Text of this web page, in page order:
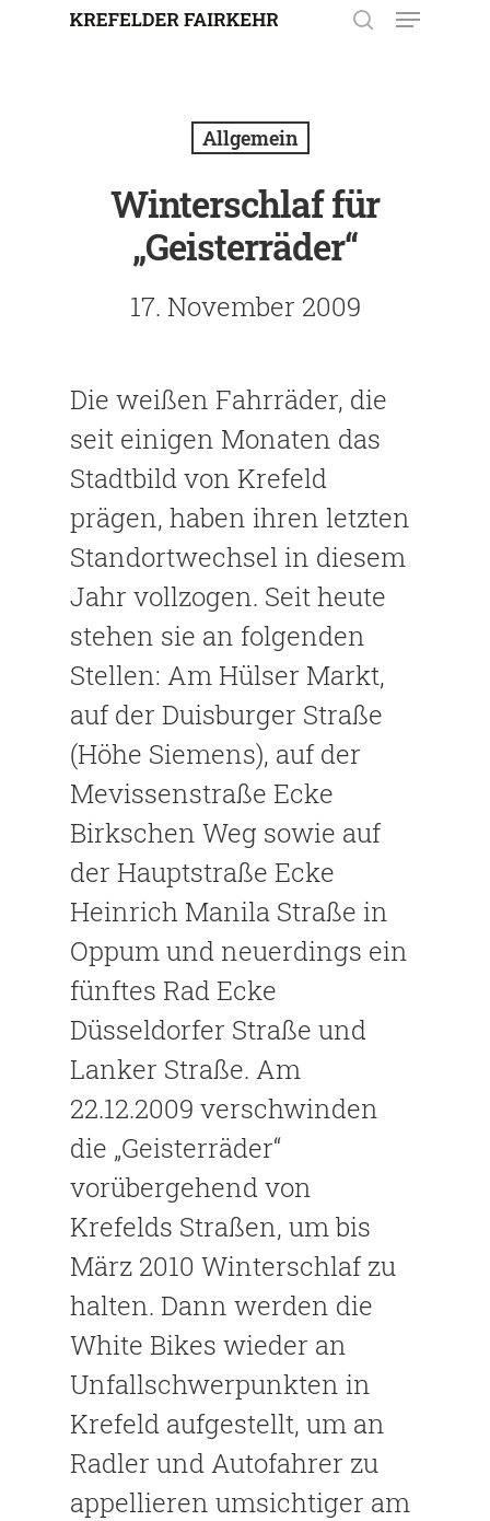
Eingabe zu suchen. Mit ESC
schließen.
Allgemein
Winterschlaf für
„Geisterräder“
17. November 2009
Die weißen Fahrräder, die
seit einigen Monaten das
Stadtbild von Krefeld
prägen, haben ihren letzten
Standortwechsel in diesem
Jahr vollzogen. Seit heute
stehen sie an folgenden
Stellen: Am Hülser Markt,
auf der Duisburger Straße
(Höhe Siemens), auf der
Mevissenstraße Ecke
Birkschen Weg sowie auf
der Hauptstraße Ecke
Heinrich Manila Straße in
Oppum und neuerdings ein
fünftes Rad Ecke
Düsseldorfer Straße und
Lanker Straße. Am
22.12.2009 verschwinden
die „Geisterräder“
vorübergehend von
Krefelds Straßen, um bis
März 2010 Winterschlaf zu
halten. Dann werden die
White Bikes wieder an
Unfallschwerpunkten in
Krefeld aufgestellt, um an
Radler und Autofahrer zu
appellieren umsichtiger am